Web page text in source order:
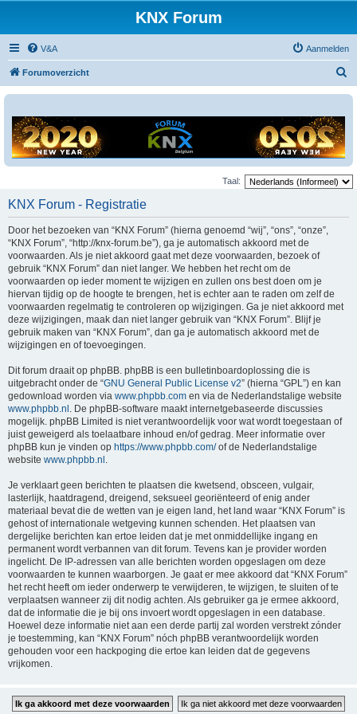
KNX Forum
V&A Aanmelden
Forumoverzicht
Taal:
KNX Forum - Registratie
Door het bezoeken van “KNX Forum” (hierna genoemd “wij”, “ons”, “onze”,
“KNX Forum”, “http://knx-forum.be”), ga je automatisch akkoord met de
voorwaarden. Als je niet akkoord gaat met deze voorwaarden, bezoek of
gebruik “KNX Forum” dan niet langer. We hebben het recht om de
voorwaarden op ieder moment te wijzigen en zullen ons best doen om je
hiervan tijdig op de hoogte te brengen, het is echter aan te raden om zelf de
voorwaarden regelmatig te controleren op wijzigingen. Ga je niet akkoord met
deze wijzigingen, maak dan niet langer gebruik van “KNX Forum”. Blijf je
gebruik maken van “KNX Forum”, dan ga je automatisch akkoord met de
wijzigingen en of toevoegingen.
Dit forum draait op phpBB. phpBB is een bulletinboardoplossing die is
uitgebracht onder de “GNU General Public License v2” (hierna “GPL”) en kan
gedownload worden via www.phpbb.com en via de Nederlandstalige website
www.phpbb.nl . De phpBB-software maakt internetgebaseerde discussies
mogelijk. phpBB Limited is niet verantwoordelijk voor wat wordt toegestaan of
juist geweigerd als toelaatbare inhoud en/of gedrag. Meer informatie over
phpBB kun je vinden op https://www.phpbb.com/of de Nederlandstalige
website www.phpbb.nl .
Je verklaart geen berichten te plaatsen die kwetsend, obsceen, vulgair,
lasterlijk, haatdragend, dreigend, seksueel georiënteerd of enig ander
materiaal bevat die de wetten van je eigen land, het land waar “KNX Forum” is
gehost of internationale wetgeving kunnen schenden. Het plaatsen van
dergelijke berichten kan ertoe leiden dat je met onmiddellijke ingang en
permanent wordt verbannen van dit forum. Tevens kan je provider worden
ingelicht. De IP-adressen van alle berichten worden opgeslagen om deze
voorwaarden te kunnen waarborgen. Je gaat er mee akkoord dat “KNX Forum”
het recht heeft om ieder onderwerp te verwijderen, te wijzigen, te sluiten of te
verplaatsen wanneer zij dit nodig achten. Als gebruiker ga je ermee akkoord,
dat de informatie die je bij ons invoert wordt opgeslagen in een database.
Hoewel deze informatie niet aan een derde partij zal worden verstrekt zónder
je toestemming, kan “KNX Forum” nóch phpBB verantwoordelijk worden
gehouden voor een hackpoging die ertoe kan leiden dat de gegevens
vrijkomen.